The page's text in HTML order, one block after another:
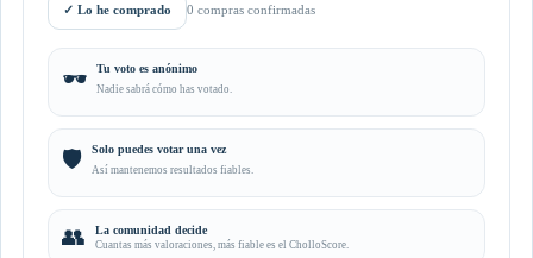
✓ Lo he comprado 0 compras confirmadas
🕶️ Tu voto es anónimo
Nadie sabrá cómo has votado.
🛡️ Solo puedes votar una vez
Así mantenemos resultados fiables.
👥 La comunidad decide
Cuantas más valoraciones, más fiable es el CholloScore.